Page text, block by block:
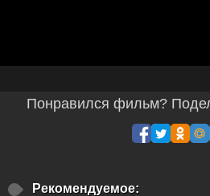
Понравился фильм?
Рекомендуемое: